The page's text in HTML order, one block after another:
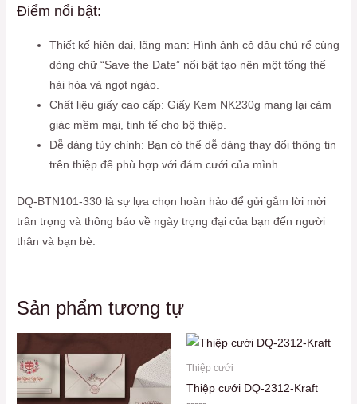
Điểm nổi bật:
Thiết kế hiện đại, lãng mạn: Hình ảnh cô dâu chú rể cùng
dòng chữ “Save the Date” nổi bật tạo nên một tổng thể
hài hòa và ngọt ngào.
Chất liệu giấy cao cấp: Giấy Kem NK230g mang lại cảm
giác mềm mại, tinh tế cho bộ thiệp.
Dễ dàng tùy chỉnh: Bạn có thể dễ dàng thay đổi thông tin
trên thiệp để phù hợp với đám cưới của mình.
DQ-BTN101-330 là sự lựa chọn hoàn hảo để gửi gắm lời mời
trân trọng và thông báo về ngày trọng đại của bạn đến người
thân và bạn bè.
Sản phẩm tương tự
Thiệp cưới
Thiệp cưới DQ-2312-Kraft